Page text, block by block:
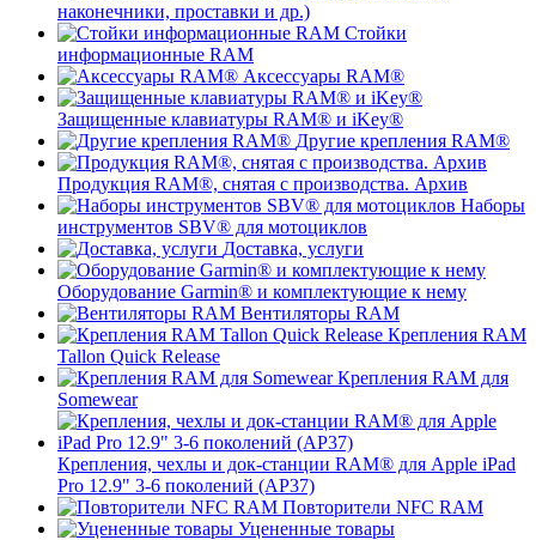
наконечники, проставки и др.)
Стойки
информационные RAM
Аксессуары RAM®
Защищенные клавиатуры RAM® и iKey®
Другие крепления RAM®
Продукция RAM®, снятая с производства. Архив
Наборы
инструментов SBV® для мотоциклов
Доставка, услуги
Оборудование Garmin® и комплектующие к нему
Вентиляторы RAM
Крепления RAM
Tallon Quick Release
Крепления RAM для
Somewear
Крепления, чехлы и док-станции RAM® для Apple iPad
Pro 12.9" 3-6 поколений (AP37)
Повторители NFC RAM
Уцененные товары